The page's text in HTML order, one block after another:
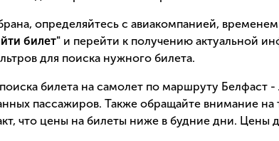
определяйтесь с авиакомпанией,
билет" и перейти к получению актуальной
для поиска нужного билета.
билета на самолет по маршруту
пассажиров. Также обращайте внимание
что цены на билеты ниже в будние дни.